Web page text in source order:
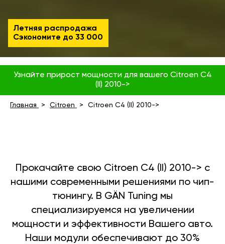
Летняя распродажа
Сэкономите до 33 000
Узнайте прирост мощности для вашего Citroen C4
(II) 2010->
Главная Citroen Citroen C4 (II) 2010->
Прокачайте свою Citroen C4 (II) 2010-> с
нашими современными решениями по чип-
тюнингу. В GÄN Tuning мы
специализируемся на увеличении
мощности и эффективности Вашего авто.
Наши модули обеспечивают до 30%